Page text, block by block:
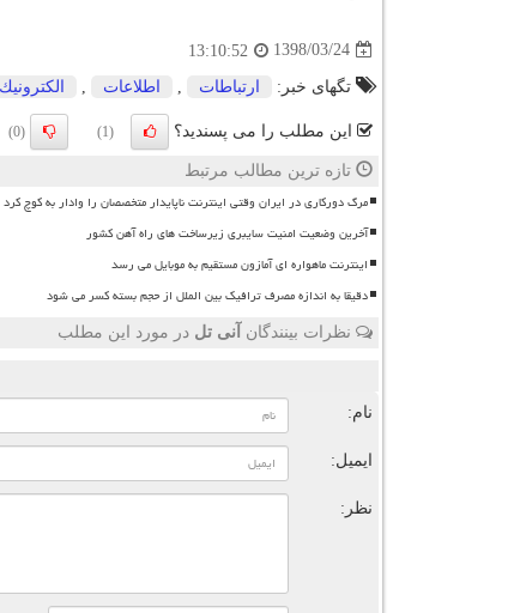
1398/03/24
13:10:52
تگهای خبر: ارتباطات اطلاعات الكترونیك
این مطلب را می پسندید؟ (1)
(0)
تازه ترین مطالب مرتبط
مرگ دورکاری در ایران وقتی اینترنت ناپایدار متخصصان را وادار به کوچ کرد
آخرین وضعیت امنیت سایبری زیرساخت های راه آهن کشور
اینترنت ماهواره ای آمازون مستقیم به موبایل می رسد
دقیقا به اندازه مصرف ترافیک بین الملل از حجم بسته کسر می شود
نظرات بینندگان آنی تل در مورد این مطلب
نام:
ایمیل:
نظر: